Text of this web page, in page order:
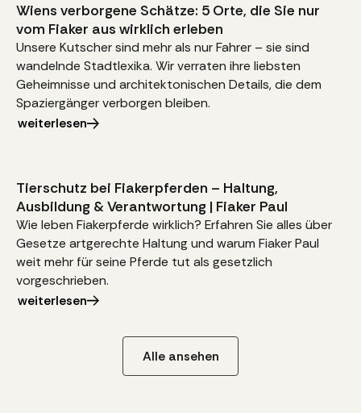
Wiens verborgene Schätze: 5 Orte, die Sie nur
vom Fiaker aus wirklich erleben
Unsere Kutscher sind mehr als nur Fahrer – sie sind
wandelnde Stadtlexika. Wir verraten ihre liebsten
Geheimnisse und architektonischen Details, die dem
Spaziergänger verborgen bleiben.
weiterlesen
Tierschutz bei Fiakerpferden – Haltung,
Ausbildung & Verantwortung | Fiaker Paul
Wie leben Fiakerpferde wirklich? Erfahren Sie alles über
Gesetze artgerechte Haltung und warum Fiaker Paul
weit mehr für seine Pferde tut als gesetzlich
vorgeschrieben.
weiterlesen
Alle ansehen